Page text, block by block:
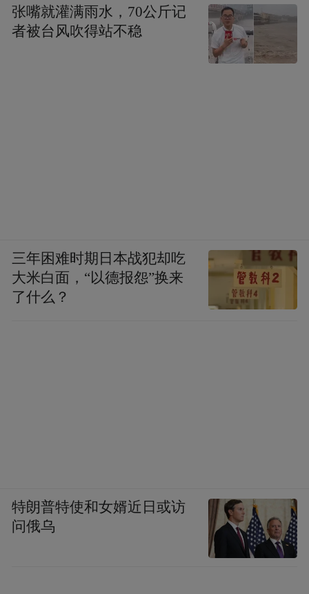
张嘴就灌满雨水，70公斤记
者被台风吹得站不稳
三年困难时期日本战犯却吃
大米白面，“以德报怨”换来
了什么？
特朗普特使和女婿近日或访
问俄乌